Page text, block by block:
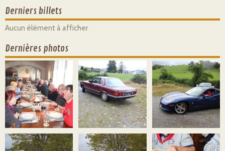
Derniers billets
Aucun élément à afficher
Dernières photos